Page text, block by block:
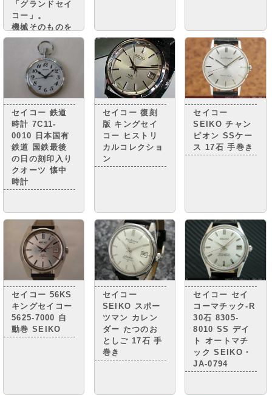
「グランドセイ
コー」。
機械そのものを
グランドセイコ
ーに準じながら
精度調整を簡略
化し グランド
セイコーに次ぐ
高級腕時計とさ
れる 「キング
セイコー」。
セイコー 鉄道
時計 7C11-
0010 日本国有
鉄道 国鉄最後
の日の刻印入り
クオーツ 懐中
時計
セイコー 復刻
版 キングセイ
コー ヒストリ
カルコレクショ
ン
セイコー
SEIKO チャン
ピオン SSケー
ス 17石 手巻き
セイコー 56KS
キングセイコー
5625-7000 自
動巻 SEIKO
セイコー
SEIKO スポー
ツマン カレン
ダー たつのお
としご 17石 手
巻き
セイコー セイ
コーマチック-R
30石 8305-
8010 SS デイ
ト オートマチ
ック SEIKO・
JA-0794